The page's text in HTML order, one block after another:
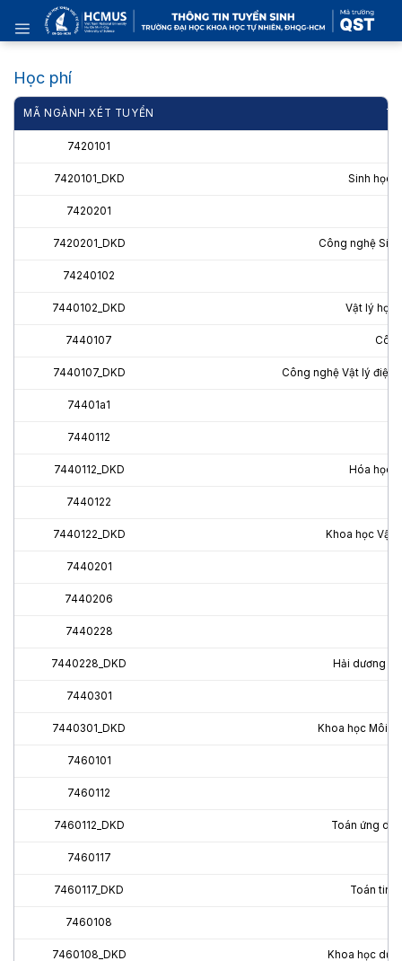
content
Học phí
MÃ NGÀNH XÉT TUYỂN
7420101
7420101_DKD Sinh học
7420201
7420201_DKD Công nghệ
74240102
7440102_DKD Vật lý học
7440107
7440107_DKD Công nghệ Vật lý điện
74401a1
7440112
7440112_DKD Hóa học
7440122
7440122_DKD Khoa học Vật
7440201
7440206
7440228
7440228_DKD Hải dương
7440301
7440301_DKD Khoa học Môi
7460101
7460112
7460112_DKD Toán ứng
7460117
7460117_DKD Toán tin
7460108
7460108_DKD Khoa học dữ